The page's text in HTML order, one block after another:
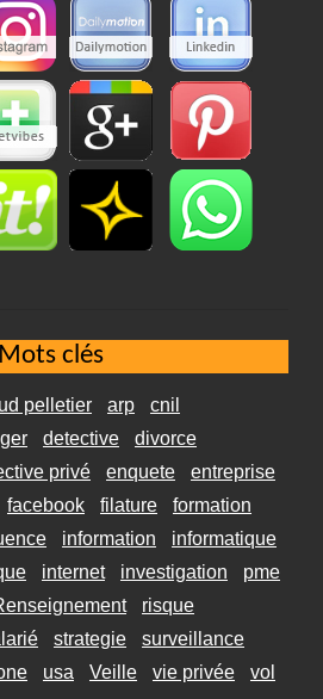
Mots clés
pelletier arp
cnil
detective
divorce
privé enquete
entreprise
facebook filature
formation
information
informatique
internet investigation
pme
risque
strategie
surveillance
usa Veille vie privée
vol